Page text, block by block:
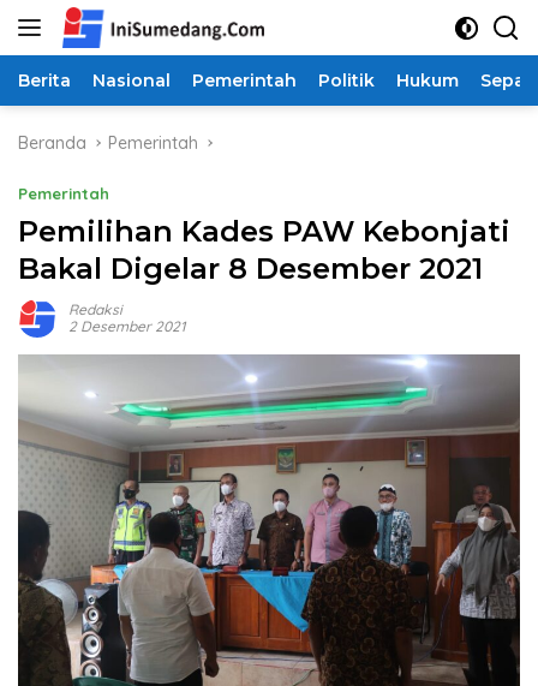
Langsung
Berita Nasional Pemerintah Politik Hukum
Beranda Pemerintah
Pemerintah
Pemilihan Kades PAW Kebonjati
Bakal Digelar 8 Desember 2021
Redaksi
2 Desember 2021